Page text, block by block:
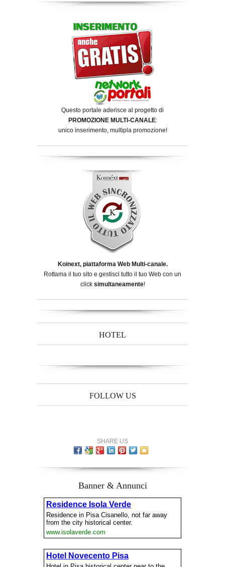
Questo portale aderisce al progetto di
PROMOZIONE MULTI-CANALE:
unico inserimento, multipla promozione!
Koinext, piattaforma Web Multi-canale.
Rottama il tuo sito e gestisci tutto il tuo Web con un
click simultaneamente!
HOTEL
FOLLOW US
SHARE US
Banner & Annunci